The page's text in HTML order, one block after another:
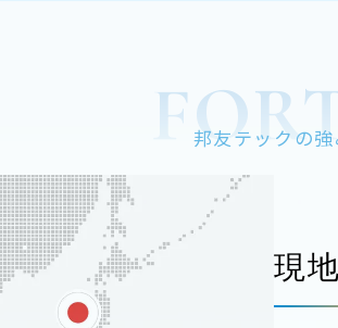
邦友テックの強
現